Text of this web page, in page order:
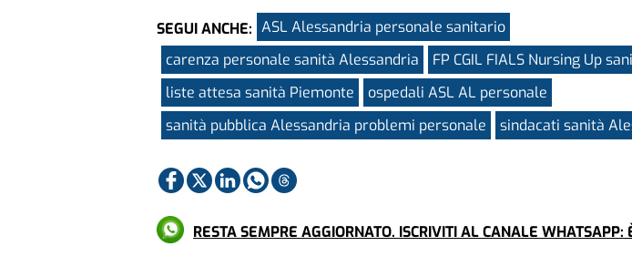
SEGUI ANCHE: ASL Alessandria personale sanitario
carenza personale sanità Alessandria
FP CGIL FIALS Nursing Up
liste attesa sanità Piemonte
ospedali ASL AL personale
sanità pubblica Alessandria problemi personale
sindacati sanità
RESTA SEMPRE AGGIORNATO. ISCRIVITI AL CANALE WHATSAPP: